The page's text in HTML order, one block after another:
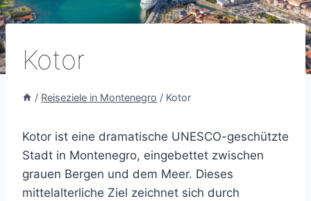
Kotor
/ Reiseziele in Montenegro / Kotor
Kotor ist eine dramatische UNESCO-geschützte
Stadt in Montenegro, eingebettet zwischen
grauen Bergen und dem Meer. Dieses
mittelalterliche Ziel zeichnet sich durch